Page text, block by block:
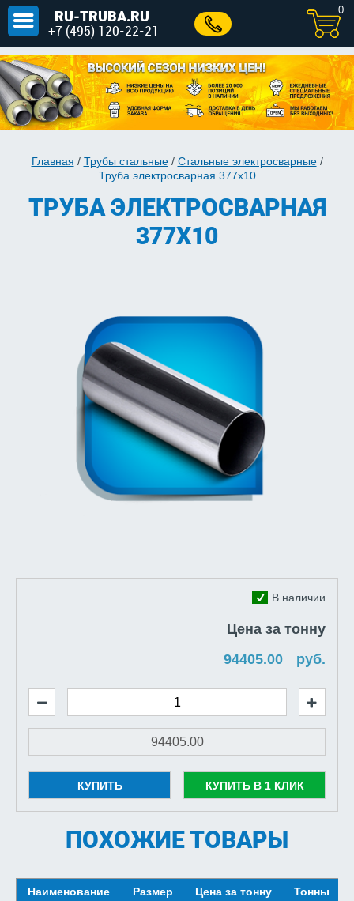
RU-TRUBA.RU
+7 (495) 120-22-21
0
Главная / Трубы стальные/ Стальные электросварные/
Труба электросварная 377х10
ТРУБА ЭЛЕКТРОСВАРНАЯ
377Х10
В наличии
Цена за тонну
руб.
КУПИТЬ КУПИТЬ В 1 КЛИК
ПОХОЖИЕ ТОВАРЫ
Наименование Размер Цена за тонну Тонны